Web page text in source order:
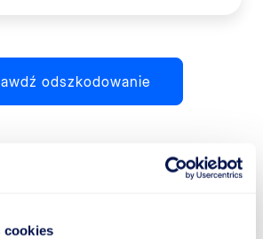
cookies
odszkodowanie
praw w
podróż!